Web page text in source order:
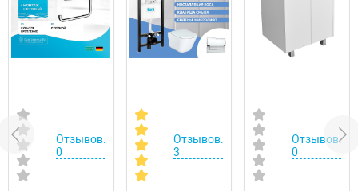
Отзывов:
0
Отзывов:
3
Отзывов:
0